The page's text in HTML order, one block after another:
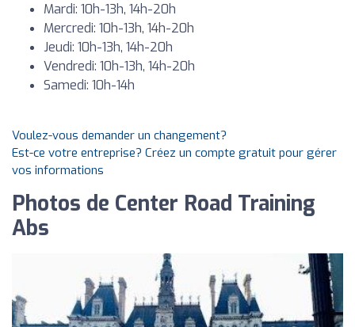
Mardi: 10h-13h, 14h-20h
Mercredi: 10h-13h, 14h-20h
Jeudi: 10h-13h, 14h-20h
Vendredi: 10h-13h, 14h-20h
Samedi: 10h-14h
Voulez-vous demander un changement?
Est-ce votre entreprise? Créez un compte gratuit pour gérer
vos informations
Photos de Center Road Training
Abs